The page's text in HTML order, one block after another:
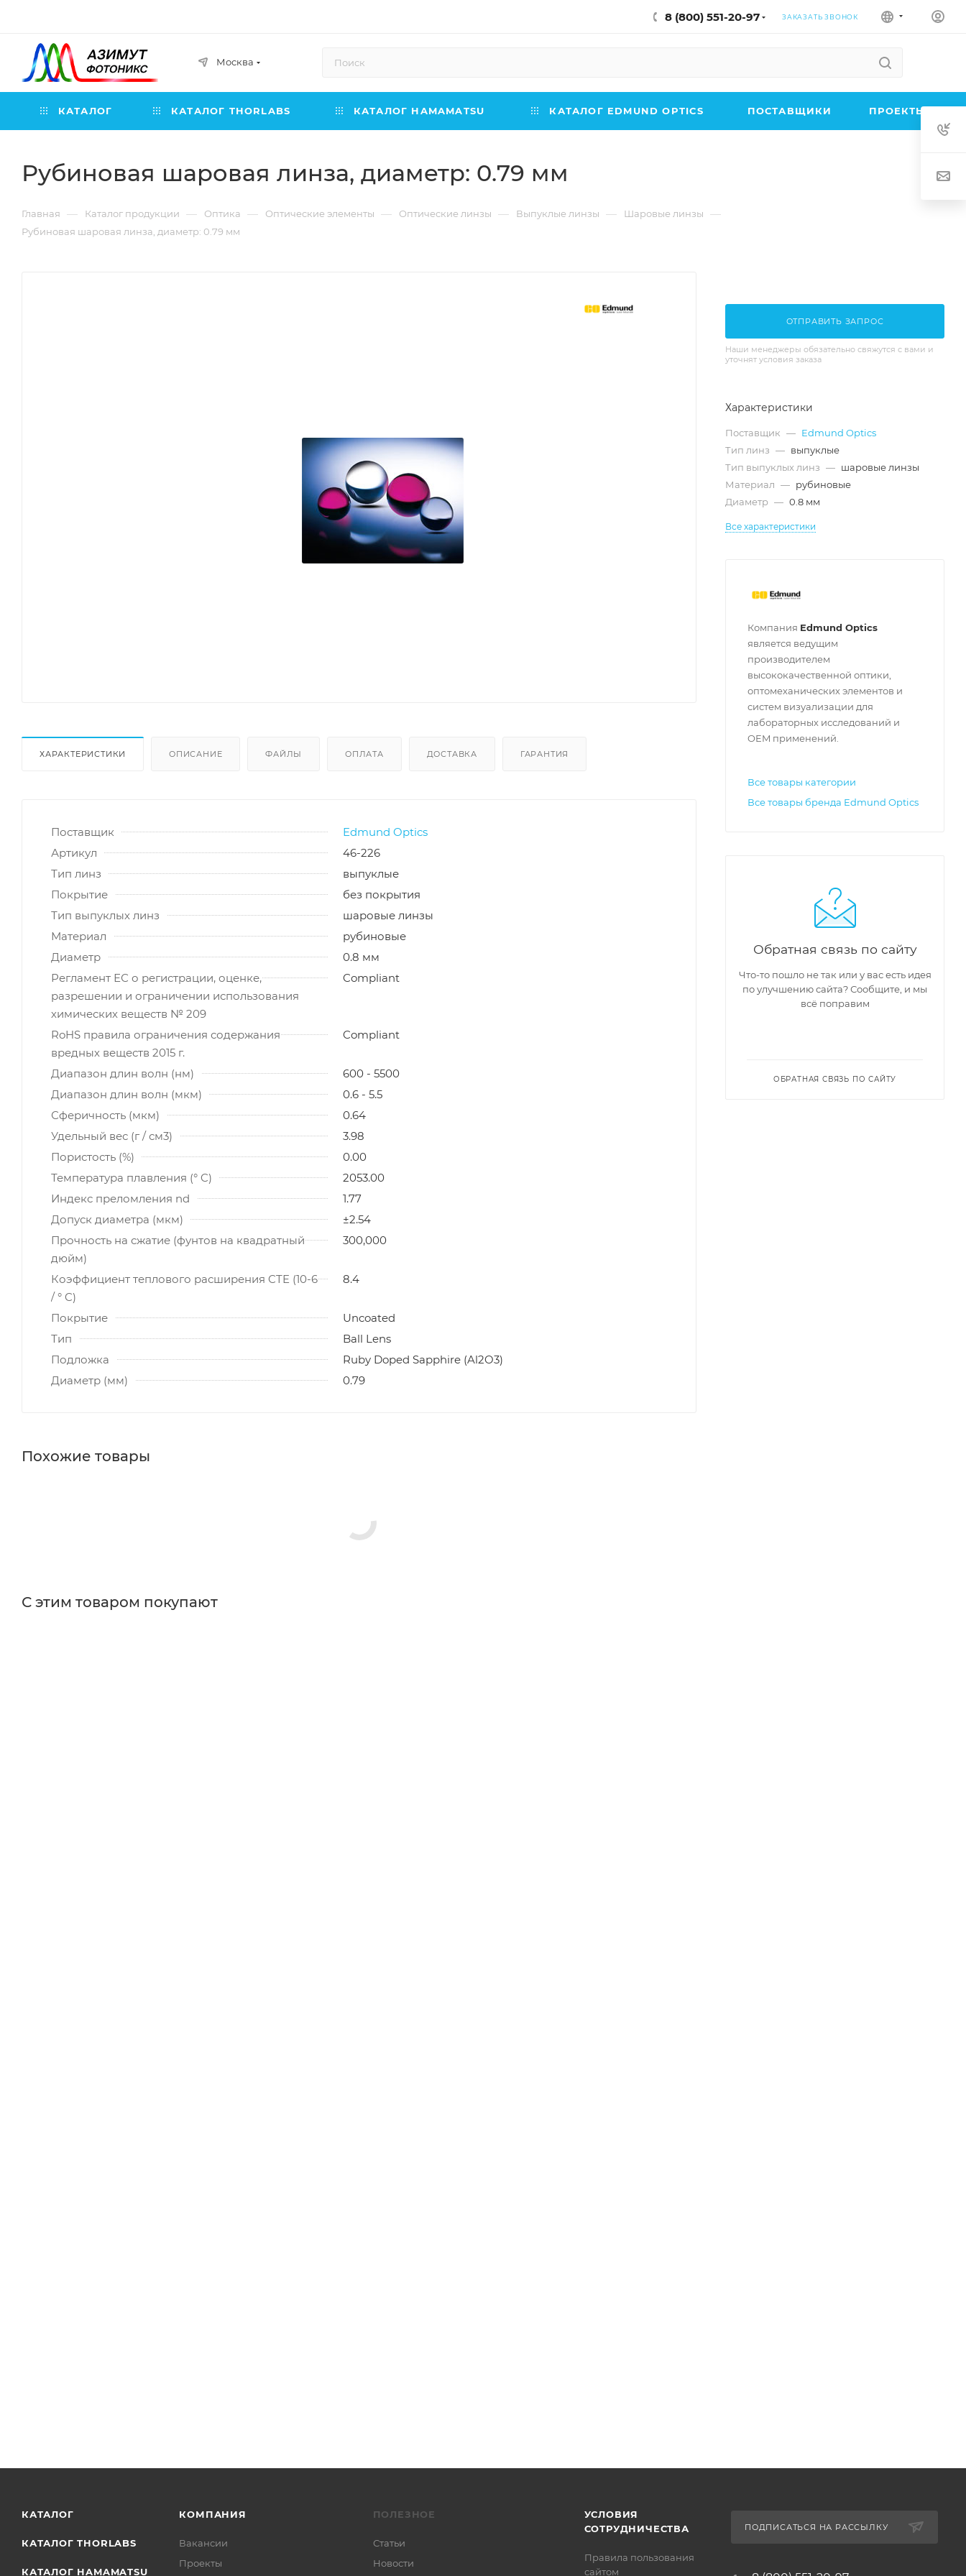
8 (800) 551-20-97 ЗАКАЗАТЬ ЗВОНОК
Москва
КАТАЛОГ КАТАЛОГ THORLABS КАТАЛОГ HAMAMATSU КАТАЛОГ EDMUND OPTICS ПОСТАВЩИКИ ПРОЕКТЫ
Рубиновая шаровая линза, диаметр: 0.79 мм
Главная — Каталог продукции — Оптика — Оптические элементы — Оптические линзы — Выпуклые линзы — Шаровые линзы —
Рубиновая шаровая линза, диаметр: 0.79 мм
ХАРАКТЕРИСТИКИ ОПИСАНИЕ ФАЙЛЫ ОПЛАТА ДОСТАВКА ГАРАНТИЯ
Поставщик
Edmund Optics
Артикул
46-226
Тип линз
выпуклые
Покрытие
без покрытия
Тип выпуклых линз
шаровые линзы
Материал
рубиновые
Диаметр
0.8 мм
Регламент ЕС о регистрации, оценке,
разрешении и ограничении использования
химических веществ № 209
Compliant
RoHS правила ограничения содержания
вредных веществ 2015 г.
Compliant
Диапазон длин волн (нм)
600 - 5500
Диапазон длин волн (мкм)
0.6 - 5.5
Сферичность (мкм)
0.64
Удельный вес (г / см3)
3.98
Пористость (%)
0.00
Температура плавления (° C)
2053.00
Индекс преломления nd
1.77
Допуск диаметра (мкм)
±2.54
Прочность на сжатие (фунтов на квадратный
дюйм)
300,000
Коэффициент теплового расширения CTE (10-6
/ ° C)
8.4
Покрытие
Uncoated
Тип
Ball Lens
Подложка
Ruby Doped Sapphire (Al2O3)
Диаметр (мм)
0.79
Похожие товары
С этим товаром покупают
ОТПРАВИТЬ ЗАПРОС
Наши менеджеры обязательно свяжутся с вами и
уточнят условия заказа
Характеристики
Поставщик — Edmund Optics
Тип линз — выпуклые
Тип выпуклых линз — шаровые линзы
Материал — рубиновые
Диаметр — 0.8 мм
Все характеристики
Компания Edmund Optics
является ведущим
производителем
высококачественной оптики,
оптомеханических элементов и
систем визуализации для
лабораторных исследований и
OEM применений.
Все товары категории
Все товары бренда Edmund Optics
Обратная связь по сайту
Что-то пошло не так или у вас есть идея
по улучшению сайта? Сообщите, и мы
всё поправим
ОБРАТНАЯ СВЯЗЬ ПО САЙТУ
КАТАЛОГ
КАТАЛОГ THORLABS
КАТАЛОГ HAMAMATSU
КОМПАНИЯ
Вакансии
Проекты
ПОЛЕЗНОЕ
Статьи
Новости
УСЛОВИЯ
СОТРУДНИЧЕСТВА
Правила пользования
сайтом
ПОДПИСАТЬСЯ НА РАССЫЛКУ